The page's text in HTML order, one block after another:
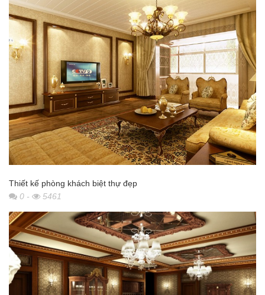
Thiết kế phòng khách biệt thự đẹp
0 - 5461